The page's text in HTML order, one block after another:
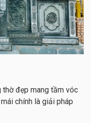
thờ đẹp mang tầm vóc
chính là giải pháp